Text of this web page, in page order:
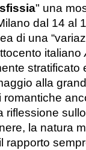
" una
dal 14 al
di una
italiano
stratificato
alla
riflessione
la natura
rapporto